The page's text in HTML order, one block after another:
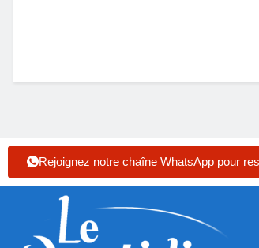
Rejoignez notre chaîne WhatsApp pour